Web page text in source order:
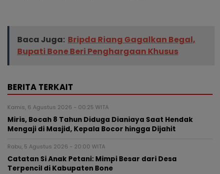
Baca Juga: Bripda Riang Gagalkan Begal,
Bupati Bone Beri Penghargaan Khusus
BERITA TERKAIT
Kamis, 6 Agustus 2026 - 00:25 WITA
Miris, Bocah 8 Tahun Diduga Dianiaya Saat Hendak
Mengaji di Masjid, Kepala Bocor hingga Dijahit
Rabu, 5 Agustus 2026 - 20:00 WITA
Catatan Si Anak Petani: Mimpi Besar dari Desa
Terpencil di Kabupaten Bone